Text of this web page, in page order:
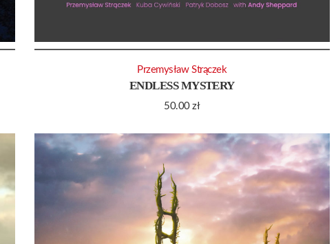
ENDLESS MYSTERY
50.00zł
Przemysław Strączek